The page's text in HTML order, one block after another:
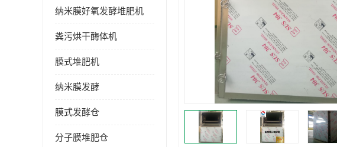
纳米膜好氧发酵堆肥机
粪污烘干酶体机
膜式堆肥机
纳米膜发酵
膜式发酵仓
分子膜堆肥仓